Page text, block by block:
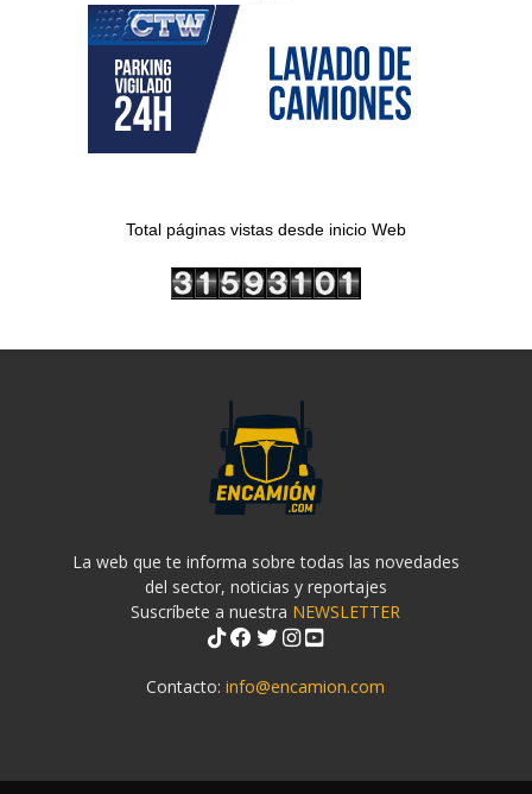
Total páginas vistas desde inicio Web
La web que te informa sobre todas las novedades
del sector, noticias y reportajes
Suscríbete a nuestra NEWSLETTER
Contacto:info@encamion.com